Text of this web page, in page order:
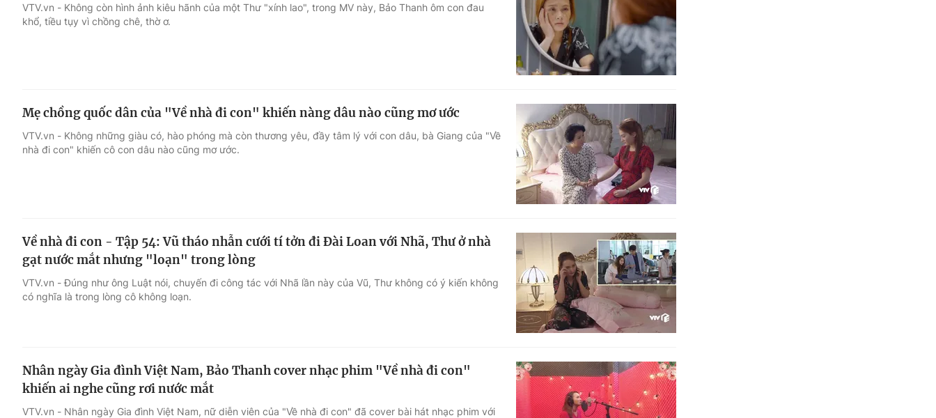
VTV.vn - Không còn hình ảnh kiêu hãnh của một Thư "xính lao", trong MV này, Bảo Thanh ôm con đau
khổ, tiều tụy vì chồng chê, thờ ơ.
Mẹ chồng quốc dân của "Về nhà đi con" khiến nàng dâu nào cũng mơ ước
VTV.vn - Không những giàu có, hào phóng mà còn thương yêu, đầy tâm lý với con dâu, bà Giang của "Về
nhà đi con" khiến cô con dâu nào cũng mơ ước.
Về nhà đi con - Tập 54: Vũ tháo nhẫn cưới tí tởn đi Đài Loan với Nhã, Thư ở nhà
gạt nước mắt nhưng "loạn" trong lòng
VTV.vn - Đúng như ông Luật nói, chuyến đi công tác với Nhã lần này của Vũ, Thư không có ý kiến không
có nghĩa là trong lòng cô không loạn.
Nhân ngày Gia đình Việt Nam, Bảo Thanh cover nhạc phim "Về nhà đi con"
khiến ai nghe cũng rơi nước mắt
VTV.vn - Nhân ngày Gia đình Việt Nam, nữ diễn viên của "Về nhà đi con" đã cover bài hát nhạc phim với